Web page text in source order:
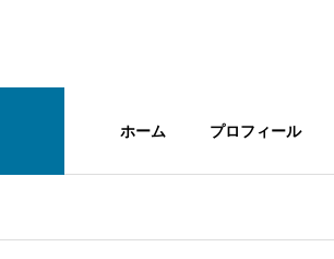
ホーム プロフィール